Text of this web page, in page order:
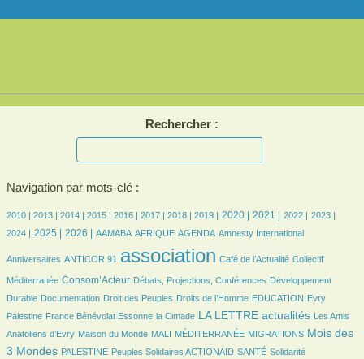
Rechercher :
Navigation par mots-clé :
6/2989
2010 |
11/2989
2013 |
162/2989 2014 |
362/2989 2015 |
405/2989 2016 |
491/2989 2017 |
618/2989 2018 |
601/2989 2019 |
790/2989 2020 |
695/2989 2021 |
549/2989 2022 |
491/2989 2023 |
636/2989
2024 |
698/2989
2025 |
866/2989 2026 |
76/2989 AAMABA
149/2989 AFRIQUE
439/2989 AGENDA
6/2989 Amnesty International
37/2989
Anniversaires ANTICOR 91 association Café de l’Actualité Collectif
Méditerranée
789/2989 Consom’Acteur
185/2989 Débats, Projections, Conférences
229/2989
Développement
Durable
52/2989Documentation
24/2989 Droit des Peuples
150/2989 Droits de l’Homme
37/2989 EDUCATION
6/2989
Evry
Palestine
180/2989France Bénévolat Essonne
47/2989 la Cimade
1096/2989 LA LETTRE actualités
44/2989
Les Amis
Anatoliens d’Evry
110/2989 Maison du Monde
31/2989 MALI
6/2989 MÉDITERRANÉE
170/2989 MIGRATIONS
1097/2989
Mois des
3 Mondes
83/2989 PALESTINE
100/2989 Peuples Solidaires ACTIONAID
111/2989 SANTÉ
233/2989
Solidarité